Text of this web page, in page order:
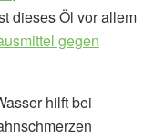
dieses Öl vor allem
gegen
hilft bei